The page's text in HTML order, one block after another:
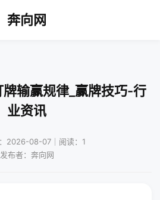
奔向网
输赢规律_赢牌技巧-行
业资讯
2026-08-07｜阅读：1
发布者：奔向网